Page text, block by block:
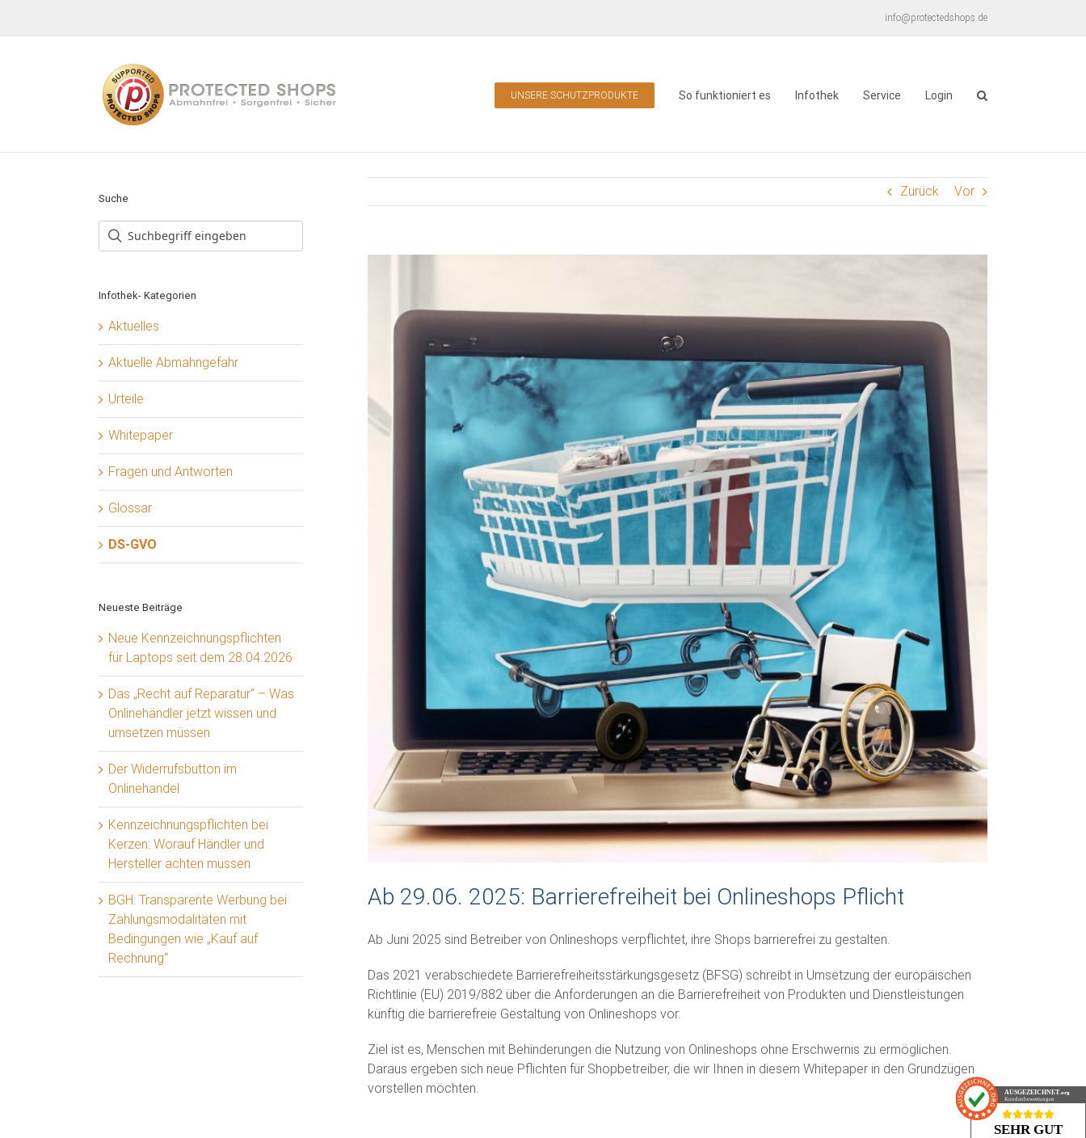
info@protectedshops.de
UNSERE SCHUTZPRODUKTE So funktioniert es Infothek Service Login
Zurück Vor
Ab 29.06. 2025: Barrierefreiheit bei Onlineshops Pflicht
Ab Juni 2025 sind Betreiber von Onlineshops verpflichtet, ihre Shops barrierefrei zu gestalten.
Das 2021 verabschiedete Barrierefreiheitsstärkungsgesetz (BFSG) schreibt in Umsetzung der europäischen
Richtlinie (EU) 2019/882 über die Anforderungen an die Barrierefreiheit von Produkten und Dienstleistungen
künftig die barrierefreie Gestaltung von Onlineshops vor.
Ziel ist es, Menschen mit Behinderungen die Nutzung von Onlineshops ohne Erschwernis zu ermöglichen.
Daraus ergeben sich neue Pflichten für Shopbetreiber, die wir Ihnen in diesem Whitepaper in den Grundzügen
vorstellen möchten.
Suche
Infothek- Kategorien
Aktuelles
Aktuelle Abmahngefahr
Urteile
Whitepaper
Fragen und Antworten
Glossar
DS-GVO
Neueste Beiträge
Neue Kennzeichnungspflichten
für Laptops seit dem 28.04.2026
Das „Recht auf Reparatur“ – Was
Onlinehändler jetzt wissen und
umsetzen müssen
Der Widerrufsbutton im
Onlinehandel
Kennzeichnungspflichten bei
Kerzen: Worauf Händler und
Hersteller achten müssen
BGH: Transparente Werbung bei
Zahlungsmodalitäten mit
Bedingungen wie „Kauf auf
Rechnung“
AUSGEZEICHNET.org
Kundenbewertungen
SEHR GUT